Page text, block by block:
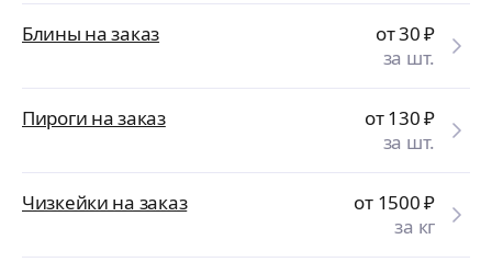
Блины на заказ от 30₽
за шт.
Пироги на заказ от 130₽
за шт.
Чизкейки на заказ от 1500₽
за кг